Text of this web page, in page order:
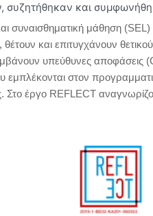
συζητήθηκαν και
συναισθηματική μάθηση (SEL)
και επιτυγχάνουν
υπεύθυνες αποφάσεις
εμπλέκονται στον
Στο έργο REFLECT